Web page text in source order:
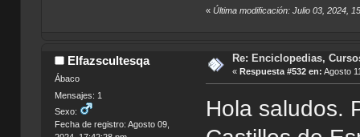
«Última modificación: Julio 03, 2024,
Elfazscultesqa
Ábaco
Mensajes: 1
Sexo:
Fecha de registro: Agosto 09,
Re: Enciclopedias,
« Respuesta #532 en: Agosto
Hola saludos.